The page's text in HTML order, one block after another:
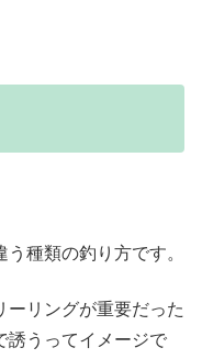
種類の釣り方です。
ーリングが重要だった
誘うってイメージで